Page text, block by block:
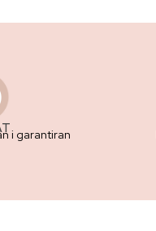
i garantiran